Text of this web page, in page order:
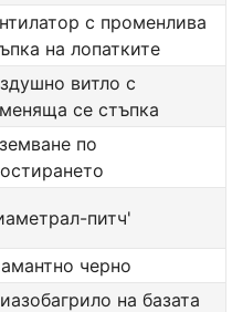
с променлива
на лопатките
витло с
се стъпка
по
питч'
черно
на базата